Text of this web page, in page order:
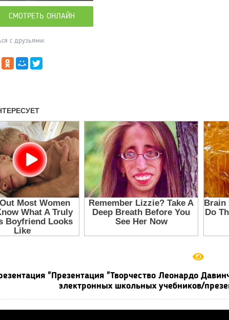
СМОТРЕТЬ ОНЛАЙН
с друзьями:
"Презентация "Творчество Леонардо
электронных школьных учебников/